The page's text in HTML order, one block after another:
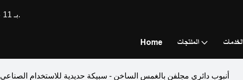
تتمتع Longxing Steel بـ 11 عامًا من الخبرة في تصنيع وتخصيص الفولاذ المقاوم للصدأ.
Home المنتجات الخدمات
أنبوب دائري مجلفن بالغمس الساخن - سبيكة حديدية للاستخدام الصناعي